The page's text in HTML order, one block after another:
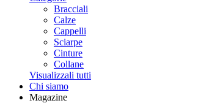
Bracciali
Calze
Cappelli
Sciarpe
Cinture
Collane
Visualizzali tutti
Chi siamo
Magazine